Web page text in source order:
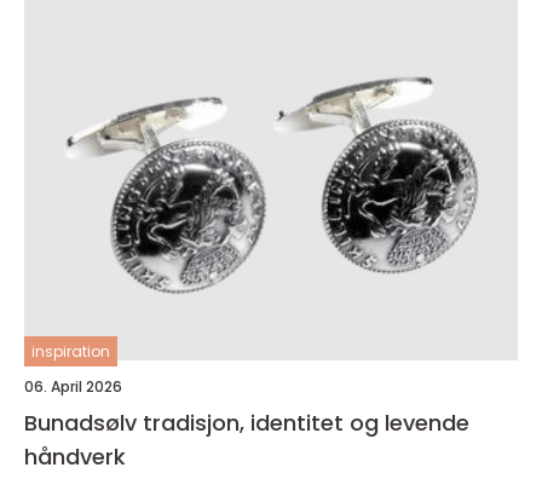
inspiration
06. April 2026
Bunadsølv tradisjon, identitet og levende
håndverk